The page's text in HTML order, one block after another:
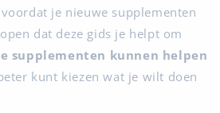
je nieuwe supplementen
dat deze gids je helpt om
supplementen kunnen helpen
kunt kiezen wat je wilt doen